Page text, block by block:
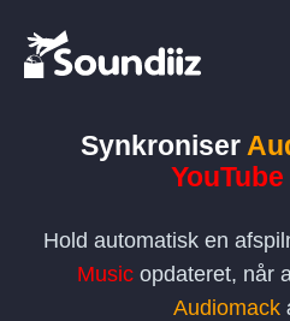
Synkroniser
Hold automatisk en
Musicopdateret, når
Audiomack